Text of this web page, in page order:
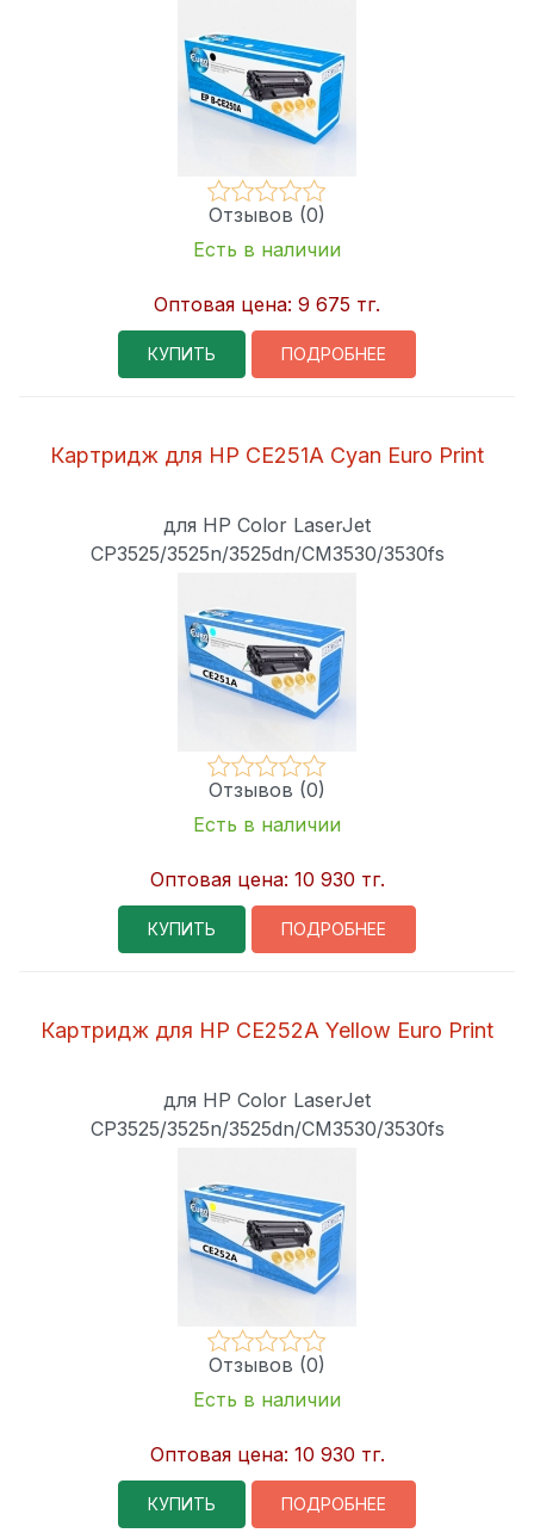
Отзывов (0)
Есть в наличии
Оптовая цена: 9 675 тг.
КУПИТЬ ПОДРОБНЕЕ
Картридж для HP CE251A Cyan Euro Print
для HP Color LaserJet
CP3525/3525n/3525dn/CM3530/3530fs
Отзывов (0)
Есть в наличии
Оптовая цена: 10 930 тг.
КУПИТЬ ПОДРОБНЕЕ
Картридж для HP CE252A Yellow Euro Print
для HP Color LaserJet
CP3525/3525n/3525dn/CM3530/3530fs
Отзывов (0)
Есть в наличии
Оптовая цена: 10 930 тг.
КУПИТЬ ПОДРОБНЕЕ